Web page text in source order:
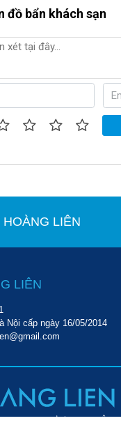
đồ bẩn khách sạn
LIÊN
LIÊN
Nội cấp ngày 16/05/2014